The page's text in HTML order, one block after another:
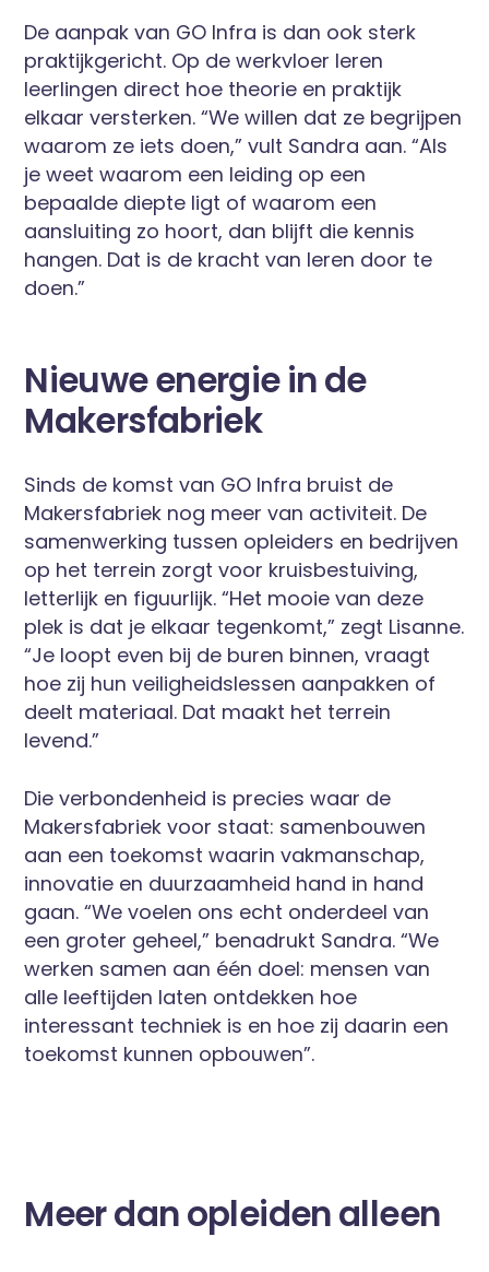
De aanpak van GO Infra is dan ook sterk
praktijkgericht. Op de werkvloer leren
leerlingen direct hoe theorie en praktijk
elkaar versterken. “We willen dat ze begrijpen
waarom ze iets doen,” vult Sandra aan. “Als
je weet waarom een leiding op een
bepaalde diepte ligt of waarom een
aansluiting zo hoort, dan blijft die kennis
hangen. Dat is de kracht van leren door te
doen.”
Nieuwe energie in de
Makersfabriek
Sinds de komst van GO Infra bruist de
Makersfabriek nog meer van activiteit. De
samenwerking tussen opleiders en bedrijven
op het terrein zorgt voor kruisbestuiving,
letterlijk en figuurlijk. “Het mooie van deze
plek is dat je elkaar tegenkomt,” zegt Lisanne.
“Je loopt even bij de buren binnen, vraagt
hoe zij hun veiligheidslessen aanpakken of
deelt materiaal. Dat maakt het terrein
levend.”
Die verbondenheid is precies waar de
Makersfabriek voor staat: samenbouwen
aan een toekomst waarin vakmanschap,
innovatie en duurzaamheid hand in hand
gaan. “We voelen ons echt onderdeel van
een groter geheel,” benadrukt Sandra. “We
werken samen aan één doel: mensen van
alle leeftijden laten ontdekken hoe
interessant techniek is en hoe zij daarin een
toekomst kunnen opbouwen”.
Meer dan opleiden alleen